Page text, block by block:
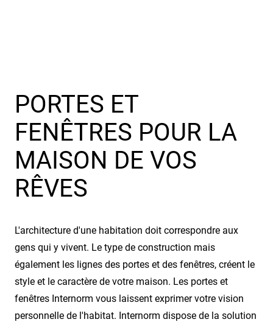
PORTES ET
FENÊTRES POUR LA
MAISON DE VOS
RÊVES
L'architecture d'une habitation doit correspondre aux
gens qui y vivent. Le type de construction mais
également les lignes des portes et des fenêtres, créent le
style et le caractère de votre maison. Les portes et
fenêtres Internorm vous laissent exprimer votre vision
personnelle de l'habitat. Internorm dispose de la solution